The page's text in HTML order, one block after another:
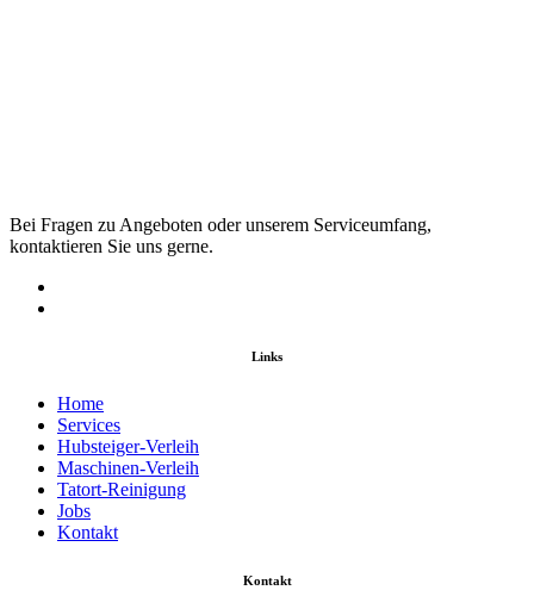
Bei Fragen zu Angeboten oder unserem Serviceumfang,
kontaktieren Sie uns gerne.
Links
Home
Services
Hubsteiger-Verleih
Maschinen-Verleih
Tatort-Reinigung
Jobs
Kontakt
Kontakt